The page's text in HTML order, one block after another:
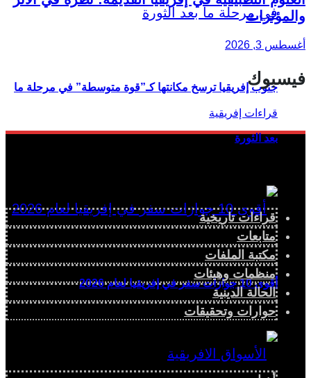
جنوب إفريقيا ترسخ مكانتها كـ”قوة متوسطة” في مرحلة ما
بعد الثورة
أقوى 10 جوازات سفر في إفريقيا لعام 2026
والمؤثرات
أغسطس 3, 2026
فيسبوك
قراءات تاريخية
متابعات
مكتبة الملفات
منظمات وهيئات
الحالة الدينية
حوارات وتحقيقات